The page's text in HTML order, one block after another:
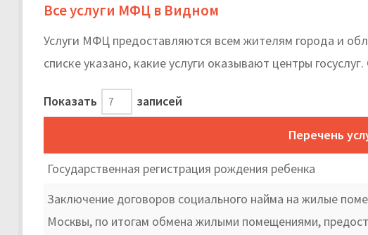
Все услуги МФЦ в Видном
Услуги МФЦ предоставляются всем жителям города и
списке указано, какие услуги оказывают центры
Показать записей
Перечень
Государственная регистрация рождения ребенка
Заключение договоров социального найма на жилые
Москвы, по итогам обмена жилыми помещениями,